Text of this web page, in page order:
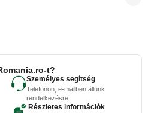
t?
Személyes segítség
Telefonon, e-mailben állunk
rendelkezésre
Részletes információk